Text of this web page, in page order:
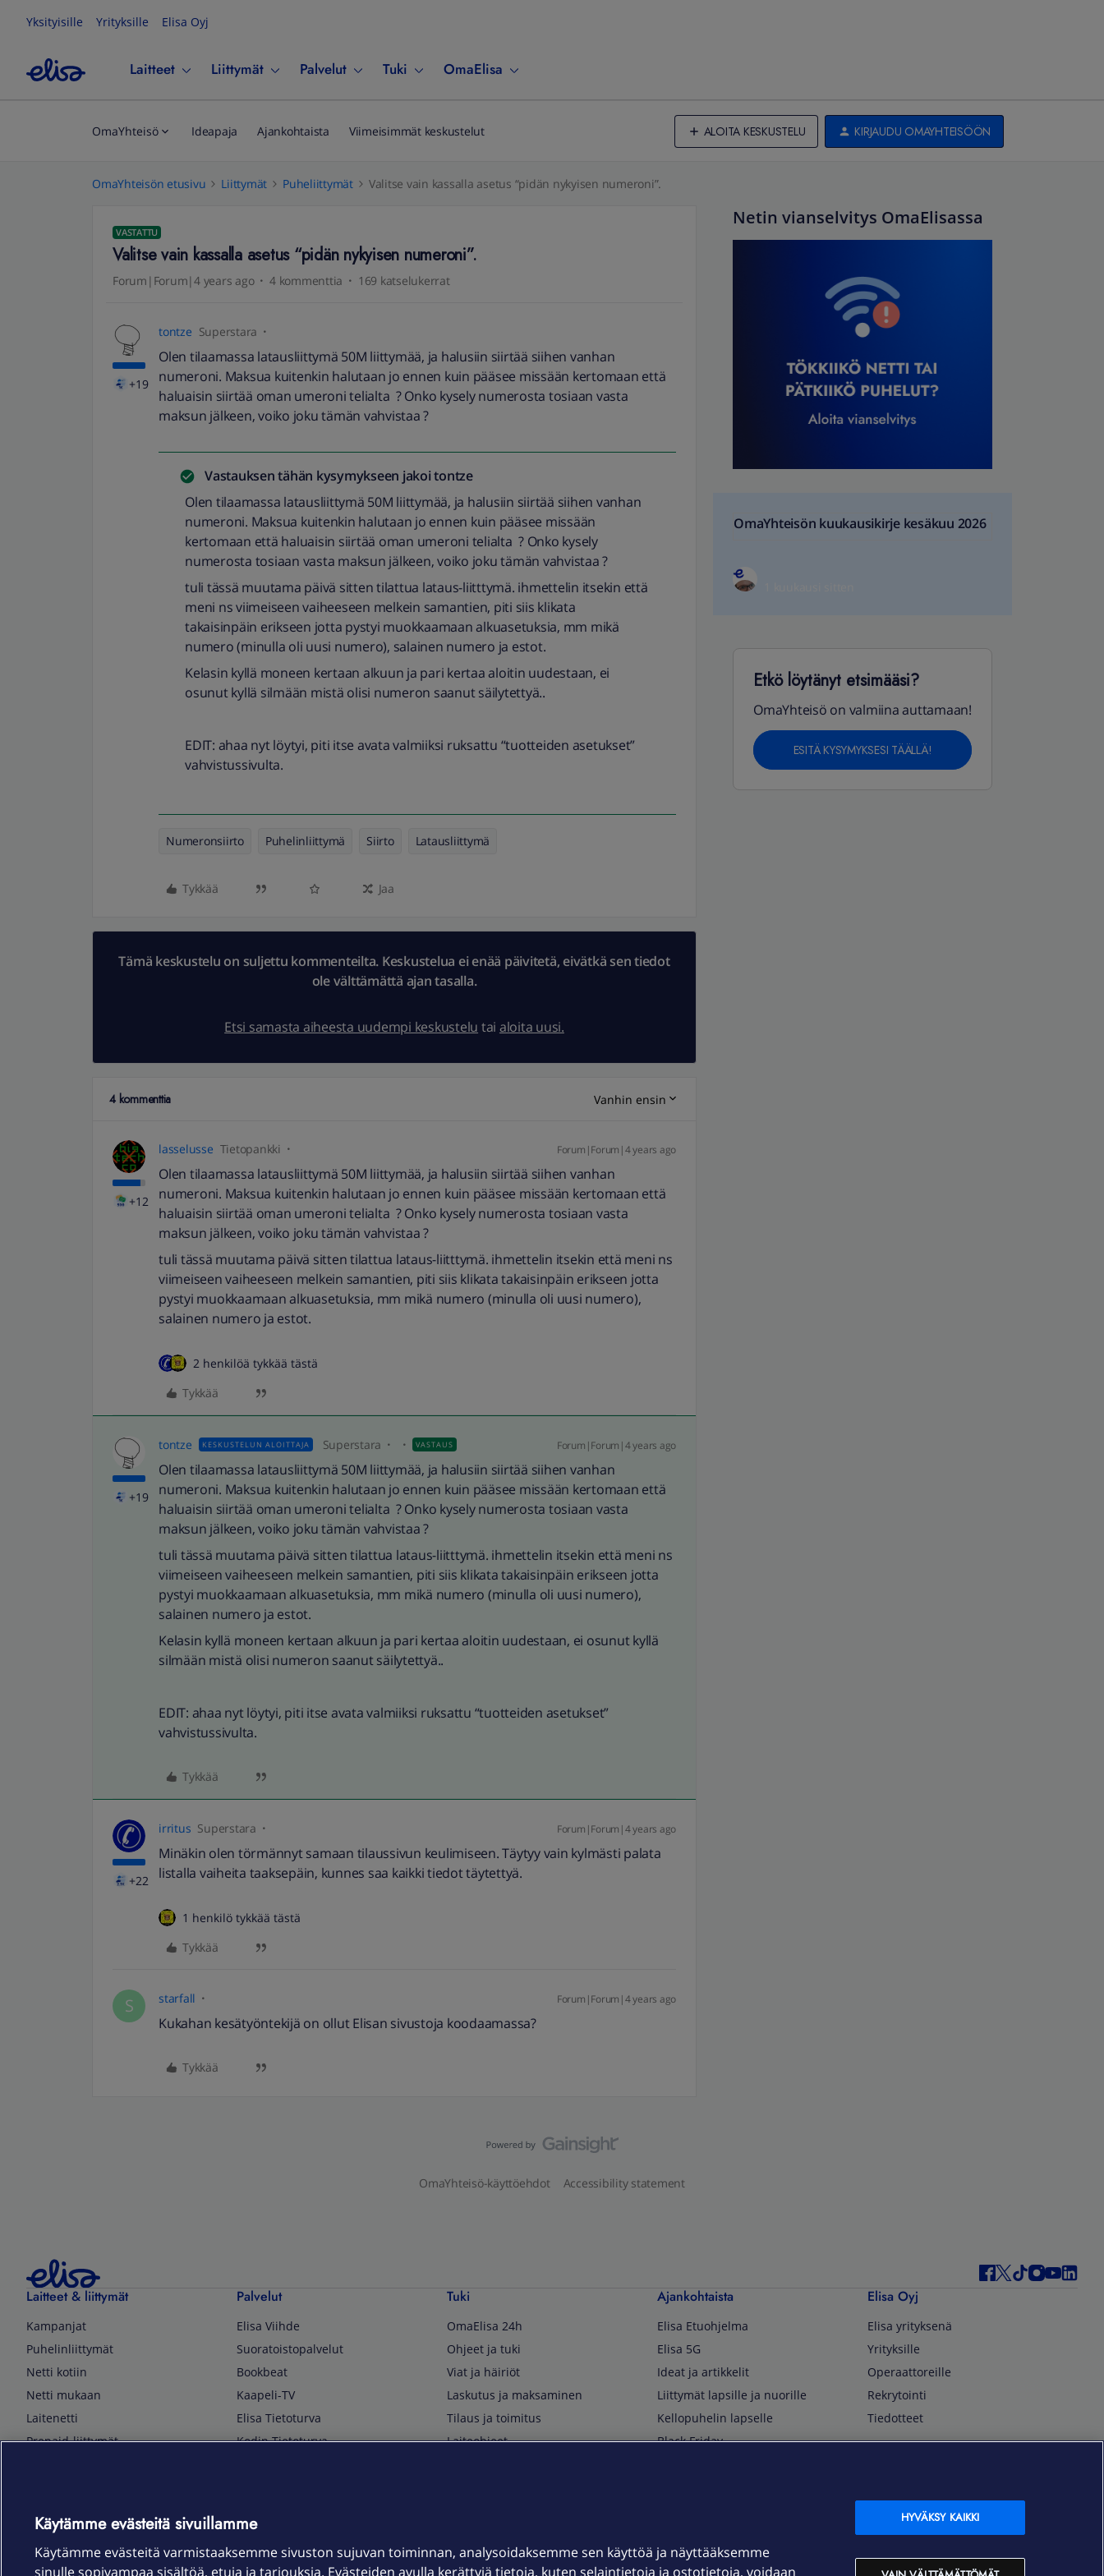
Yksityisille Yrityksille Elisa Oyj
Laitteet Liittymät Palvelut Tuki OmaElisa
OmaYhteisö Ideapaja Ajankohtaista Viimeisimmät keskustelut ALOITA KESKUSTELU KIRJAUDU OMAYHTEISÖÖN
OmaYhteisön etusivu Liittymät Puheliittymät Valitse vain kassalla asetus “pidän nykyisen numeroni”.
VASTATTU
Valitse vain kassalla asetus “pidän nykyisen numeroni”.
Forum|Forum|4 years ago 4 kommenttia 169 katselukerrat
+19
tontze Superstara
Olen tilaamassa latausliittymä 50M liittymää, ja halusiin siirtää siihen vanhan
numeroni. Maksua kuitenkin halutaan jo ennen kuin pääsee missään kertomaan että
haluaisin siirtää oman umeroni telialta ? Onko kysely numerosta tosiaan vasta
maksun jälkeen, voiko joku tämän vahvistaa ?
Vastauksen tähän kysymykseen jakoitontze
Olen tilaamassa latausliittymä 50M liittymää, ja halusiin siirtää siihen vanhan
numeroni. Maksua kuitenkin halutaan jo ennen kuin pääsee missään
kertomaan että haluaisin siirtää oman umeroni telialta ? Onko kysely
numerosta tosiaan vasta maksun jälkeen, voiko joku tämän vahvistaa ?
tuli tässä muutama päivä sitten tilattua lataus-liitttymä. ihmettelin itsekin että
meni ns viimeiseen vaiheeseen melkein samantien, piti siis klikata
takaisinpäin erikseen jotta pystyi muokkaamaan alkuasetuksia, mm mikä
numero (minulla oli uusi numero), salainen numero ja estot.
Kelasin kyllä moneen kertaan alkuun ja pari kertaa aloitin uudestaan, ei
osunut kyllä silmään mistä olisi numeron saanut säilytettyä..
EDIT: ahaa nyt löytyi, piti itse avata valmiiksi ruksattu “tuotteiden asetukset”
vahvistussivulta.
Numeronsiirto Puhelinliittymä Siirto Latausliittymä
Tykkää Jaa
Tämä keskustelu on suljettu kommenteilta. Keskustelua ei enää päivitetä, eivätkä sen tiedot
ole välttämättä ajan tasalla.
Etsi samasta aiheesta uudempi keskustelu tai aloita uusi.
4 kommenttia Vanhin ensin
+12
lasselusse Tietopankki Forum|Forum|4 years ago
Olen tilaamassa latausliittymä 50M liittymää, ja halusiin siirtää siihen vanhan
numeroni. Maksua kuitenkin halutaan jo ennen kuin pääsee missään kertomaan että
haluaisin siirtää oman umeroni telialta ? Onko kysely numerosta tosiaan vasta
maksun jälkeen, voiko joku tämän vahvistaa ?
tuli tässä muutama päivä sitten tilattua lataus-liitttymä. ihmettelin itsekin että meni ns
viimeiseen vaiheeseen melkein samantien, piti siis klikata takaisinpäin erikseen jotta
pystyi muokkaamaan alkuasetuksia, mm mikä numero (minulla oli uusi numero),
salainen numero ja estot.
2 henkilöä tykkää tästä
Tykkää
+19
tontze KESKUSTELUN ALOITTAJA Superstara VASTAUS Forum|Forum|4 years ago
Olen tilaamassa latausliittymä 50M liittymää, ja halusiin siirtää siihen vanhan
numeroni. Maksua kuitenkin halutaan jo ennen kuin pääsee missään kertomaan että
haluaisin siirtää oman umeroni telialta ? Onko kysely numerosta tosiaan vasta
maksun jälkeen, voiko joku tämän vahvistaa ?
tuli tässä muutama päivä sitten tilattua lataus-liitttymä. ihmettelin itsekin että meni ns
viimeiseen vaiheeseen melkein samantien, piti siis klikata takaisinpäin erikseen jotta
pystyi muokkaamaan alkuasetuksia, mm mikä numero (minulla oli uusi numero),
salainen numero ja estot.
Kelasin kyllä moneen kertaan alkuun ja pari kertaa aloitin uudestaan, ei osunut kyllä
silmään mistä olisi numeron saanut säilytettyä..
EDIT: ahaa nyt löytyi, piti itse avata valmiiksi ruksattu “tuotteiden asetukset”
vahvistussivulta.
Tykkää
+22
irritus Superstara Forum|Forum|4 years ago
Minäkin olen törmännyt samaan tilaussivun keulimiseen. Täytyy vain kylmästi palata
listalla vaiheita taaksepäin, kunnes saa kaikki tiedot täytettyä.
1 henkilö tykkää tästä
Tykkää
S starfall Forum|Forum|4 years ago
Kukahan kesätyöntekijä on ollut Elisan sivustoja koodaamassa?
Tykkää
Netin vianselvitys OmaElisassa
OmaYhteisön kuukausikirje kesäkuu 2026
Etkö löytänyt etsimääsi?
OmaYhteisö on valmiina auttamaan!
ESITÄ KYSYMYKSESI TÄÄLLÄ!
OmaYhteisö-käyttöehdot Accessibility statement
Laitteet & liittymät
Kampanjat
Puhelinliittymät
Netti kotiin
Netti mukaan
Laitenetti
Prepaid-liittymät
TV & audio
Kodinkoneet
Palvelut
Elisa Viihde
Suoratoistopalvelut
Bookbeat
Kaapeli-TV
Elisa Tietoturva
Kodin Tietoturva
Elisa Kotiverkko
Elisa Pilvilinna
Tuki
OmaElisa 24h
Ohjeet ja tuki
Viat ja häiriöt
Laskutus ja maksaminen
Tilaus ja toimitus
Laiteohjeet
Kuuluvuuskartta
Ajankohtaista
Elisa Etuohjelma
Elisa 5G
Ideat ja artikkelit
Liittymät lapsille ja nuorille
Kellopuhelin lapselle
Black Friday
Elisa Oyj
Elisa yrityksenä
Yrityksille
Operaattoreille
Rekrytointi
Tiedotteet
OmaElisa Self Service
Moving to Finland
Elisa Corporation
Käytämme evästeitä sivuillamme
Käytämme evästeitä varmistaaksemme sivuston sujuvan toiminnan, analysoidaksemme sen käyttöä ja näyttääksemme
sinulle sopivampaa sisältöä, etuja ja tarjouksia. Evästeiden avulla kerättyjä tietoja, kuten selaintietoja ja ostotietoja, voidaan
HYVÄKSY KAIKKI